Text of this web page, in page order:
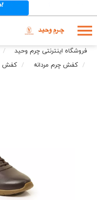
فروشگاه اینترنتی چرم وحید
کفش چرم مردانه
کفش